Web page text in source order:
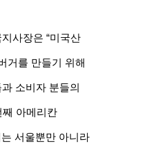
사장은 “미국산
거를 만들기 위해
소비자 분들의
째 아메리칸
서울뿐만 아니라